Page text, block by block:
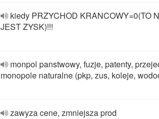
kiedy PRZYCHOD KRANCOWY=0(TO
JEST ZYSK)!!!
monpol panstwowy, fuzje, patenty,
monopole naturalne (pkp, zus, koleje,
zawyza cene, zmniejsza prod